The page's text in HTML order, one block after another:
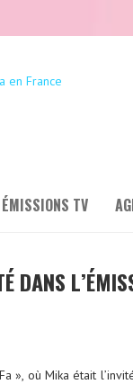
ÉMISSIONS TV
DANS
Fa », où Mika était